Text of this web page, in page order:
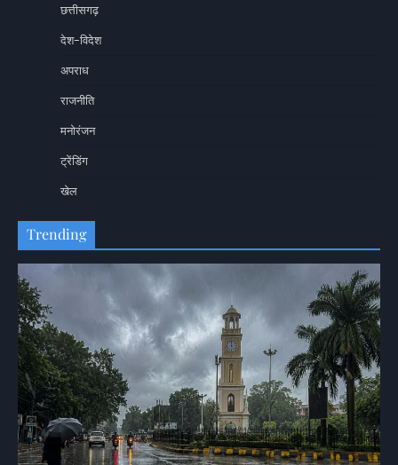
छत्तीसगढ़
देश-विदेश
अपराध
राजनीति
मनोरंजन
ट्रेंडिंग
खेल
Trending